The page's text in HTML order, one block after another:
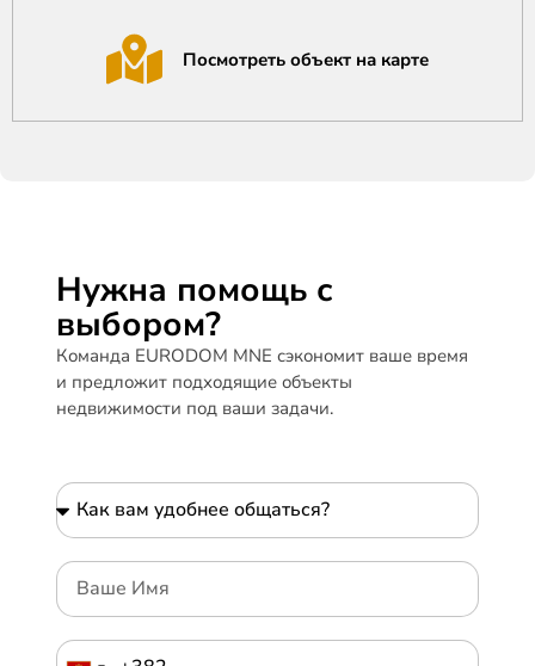
Посмотреть объект на карте
Нужна помощь с
выбором?
Команда EURODOM MNE сэкономит ваше время
и предложит подходящие объекты
недвижимости под ваши задачи.